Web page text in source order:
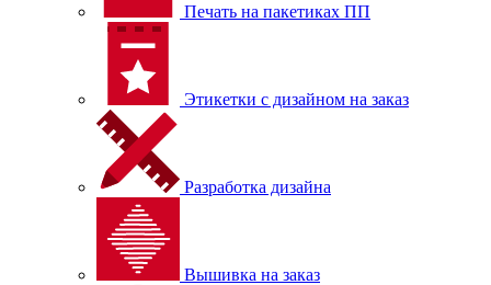
Печать на пакетиках ПП
Этикетки с дизайном на заказ
Разработка дизайна
Вышивка на заказ